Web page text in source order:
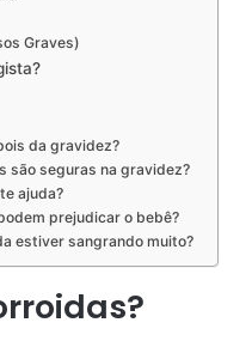
Graves)
da gravidez?
são seguras na gravidez?
ajuda?
prejudicar o bebê?
estiver sangrando muito?